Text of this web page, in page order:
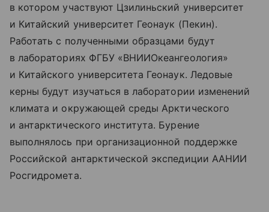
в котором участвуют Цзилиньский университет
и Китайский университет Геонаук (Пекин).
Работать с полученными образцами будут
в лабораториях ФГБУ «ВНИИОкеангеология»
и Китайского университета Геонаук. Ледовые
керны будут изучаться в лаборатории изменений
климата и окружающей среды Арктического
и антарктического института. Бурение
выполнялось при организационной поддержке
Российской антарктической экспедиции ААНИИ
Росгидромета.